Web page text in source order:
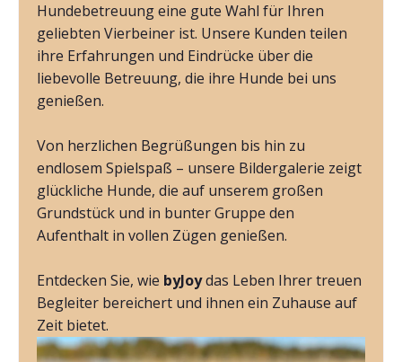
Hundebetreuung eine gute Wahl für Ihren
geliebten Vierbeiner ist. Unsere Kunden teilen
ihre Erfahrungen und Eindrücke über die
liebevolle Betreuung, die ihre Hunde bei uns
genießen.
Von herzlichen Begrüßungen bis hin zu
endlosem Spielspaß – unsere Bildergalerie zeigt
glückliche Hunde, die auf unserem großen
Grundstück und in bunter Gruppe den
Aufenthalt in vollen Zügen genießen.
Entdecken Sie, wie byJoydas Leben Ihrer treuen
Begleiter bereichert und ihnen ein Zuhause auf
Zeit bietet.